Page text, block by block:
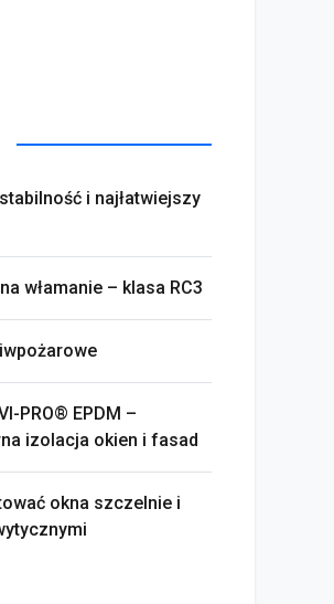
i najłatwiejszy
włamanie – klasa RC3
PRO® EPDM –
izolacja okien i fasad
okna szczelnie i